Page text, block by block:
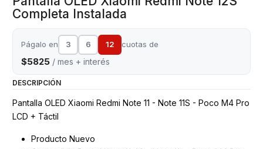
Completa Instalada
Págalo en 3 6 12 cuotas de
$5825 / mes + interés
DESCRIPCIÓN
Pantalla OLED Xiaomi Redmi Note 11 - Note 11S - Poco M4 Pro
LCD + Táctil
Producto Nuevo